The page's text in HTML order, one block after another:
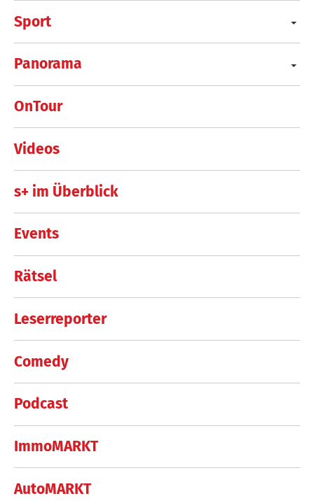
Sport
Panorama
OnTour
Videos
s+ im Überblick
Events
Rätsel
Leserreporter
Comedy
Podcast
ImmoMARKT
AutoMARKT